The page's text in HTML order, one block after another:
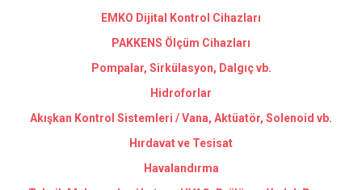
EMKO Dijital Kontrol Cihazları
PAKKENS Ölçüm Cihazları
Pompalar, Sirkülasyon, Dalgıç vb.
Hidroforlar
Akışkan Kontrol Sistemleri / Vana, Aktüatör, Solenoid vb.
Hırdavat ve Tesisat
Havalandırma